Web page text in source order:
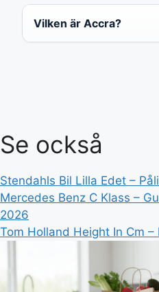
Vilken är Accra?
Se också
Stendahls Bil Lilla Edet –
Mercedes Benz C Klass –
2026
Tom Holland Height In Cm